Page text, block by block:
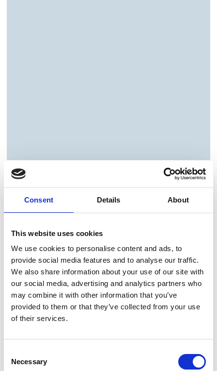
Consent Details About
This website uses cookies
We use cookies to personalise content and ads, to
provide social media features and to analyse our traffic.
We also share information about your use of our site with
our social media, advertising and analytics partners who
may combine it with other information that you’ve
provided to them or that they’ve collected from your use
of their services.
Selection
Necessary